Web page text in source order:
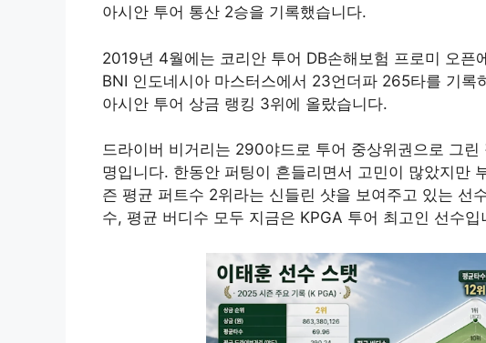
아시안 투어 통산 2승을 기록했습니다.
2019년 4월에는 코리안 투어 DB손해보험 프로미 오픈
BNI 인도네시아 마스터스에서 23언더파 265타를 기록
아시안 투어 상금 랭킹 3위에 올랐습니다.
드라이버 비거리는 290야드로 투어 중상위권으로 그
명입니다. 한동안 퍼팅이 흔들리면서 고민이 많았지만
즌 평균 퍼트수 2위라는 신들린 샷을 보여주고 있는 선
수, 평균 버디수 모두 지금은 KPGA 투어 최고인 선수입